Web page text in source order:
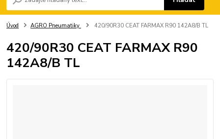
Úvod AGRO Pneumatiky 420/90R30 CEAT FARMAX R90 142A8/B TL
420/90R30 CEAT FARMAX R90
142A8/B TL